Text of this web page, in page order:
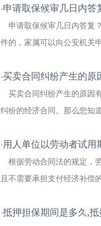
·申请取保候审几日内答
申请取保候审几日内答复
件的，家属可以向公安机关
·买卖合同纠纷产生的原
买卖合同纠纷产生的原因
纠纷的经济合同。那么您知
·用人单位以劳动者试用
根据劳动合同法的规定，
且不需要承担支付经济补偿
·抵押担保期间是多久,